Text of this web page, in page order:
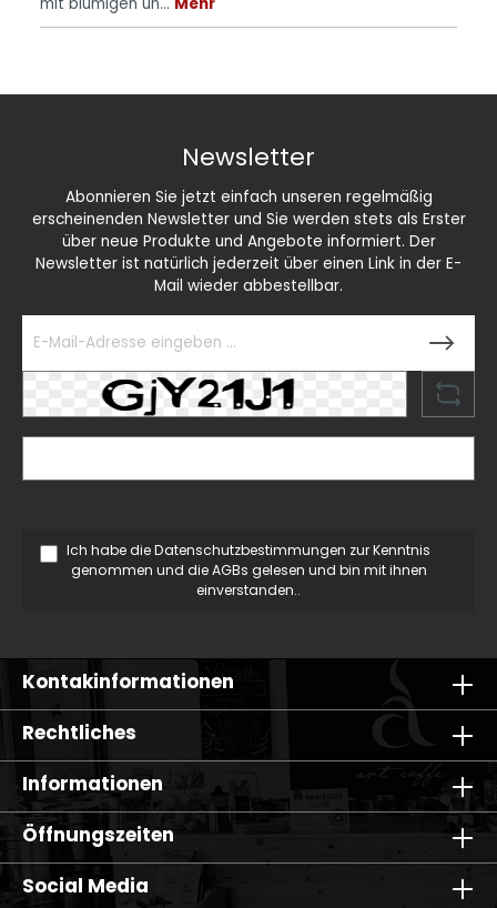
Newsletter
Abonnieren Sie jetzt einfach unseren regelmäßig
erscheinenden Newsletter und Sie werden stets als Erster
über neue Produkte und Angebote informiert. Der
Newsletter ist natürlich jederzeit über einen Link in der E-
Mail wieder abbestellbar.
Ich habe dieDatenschutzbestimmungen zur Kenntnis
genommen und dieAGBs gelesen und bin mit ihnen
einverstanden..
Kontakinformationen
Rechtliches
Informationen
Öffnungszeiten
Social Media